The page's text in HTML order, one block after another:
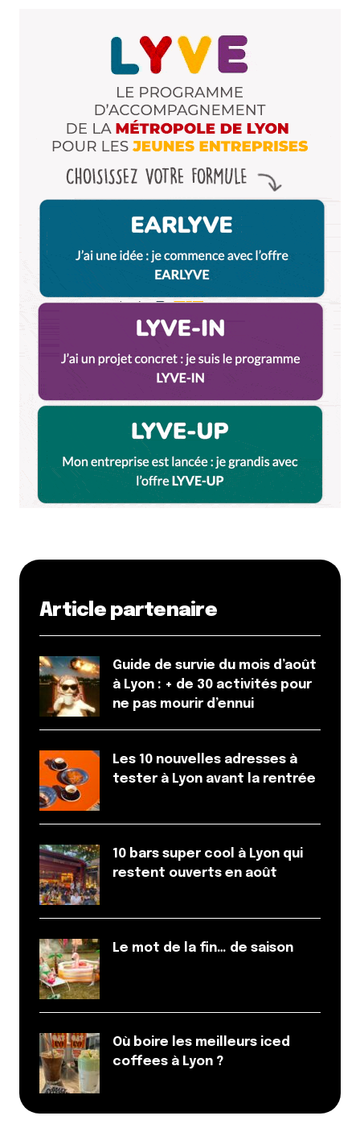
Enregistrer mon nom, mon e-mail et mon site dans le
navigateur pour mon prochain commentaire.
Et bim !
Article partenaire
Guide de survie du mois d’août
à Lyon : + de 30 activités pour
ne pas mourir d’ennui
Les 10 nouvelles adresses à
tester à Lyon avant la rentrée
10 bars super cool à Lyon qui
restent ouverts en août
Le mot de la fin… de saison
Où boire les meilleurs iced
coffees à Lyon ?